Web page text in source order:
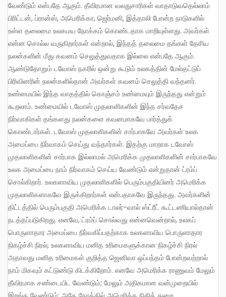
வேண்டும் என்பதே ஆகும். தீவிரமான வலதுசாரிகள் வாதாடுவதெல்லாம்
பிரிட்டன், ப்ரான்ஸ், அமெரிக்கா, ஜெர்மனி, இத்தாலி போன்ற நாடுகளில்
உள்ள தலைமை உலகமய நோக்கம் கொண்டதாக மாறியுள்ளது. அவர்கள்
என்ன சொல்ல வருகிறார்கள் என்றால், இந்தத் தலைமை தங்கள் தேசிய
நலன்களின் மீது கவனம் செலுத்துவதாக இல்லை என்பதே ஆகும்.
ஆண்டுதோறும் டவோஸ் நகரில் ஒன்று கூடும் உலகத்தின் மேல்தட்டுப்
பிரிவினரின் நலன்களில்தான் அவர்கள் கவனம் செலுத்தி வந்தனர்.
உண்மையில் இந்த வாதத்தில் கொஞ்சம் உண்மையும் இருந்தது என்றும்
கூறலாம். உண்மையில் டவோஸ் முதலாளிகளின் இந்த சர்வதேச
நிர்வாகிகள் தங்களது நலன்களை கவனமாகவே பார்த்துக்
கொண்டார்கள். டவோஸ் முதலாளிகளின் சார்பாகவே அவர்கள் உலக
அமைப்பை நிர்வாகம் செய்து வந்தார்கள். இதற்கு மாறாக டவோஸ்
முதலாளிகளின் சார்பாக இல்லாமல் அமெரிக்க முதலாளிகளின் சார்பாகவே
உலக அமைப்பை நாம் நிர்வாகம் செய்ய வேண்டும் என்றுதான் ட்ரம்ப்
சொல்கிறார். உலகளாவிய முதலாளிகளில் பெரும்பகுதியினர் அமெரிக்க
முதலாளிகளாகவே இருக்கிறார்கள் என்பதாகவே இருந்தது. அவர்களின்
திட்டத்தில் பெரும்பகுதி அமெரிக்க டாலர்-வால் ஸ்ட்ரீட் கூட்டணியால்தான்
நடத்தப்படுகிறது. எனவே, ட்ரம்ப் சொல்வது என்னவென்றால், உலகப்
பொருளாதார அமைப்பை நிர்வகிப்பதற்காக உலகளாவிய பொருளாதார
நிகழ்ச்சி நிரல், உலகளாவிய மனித உரிமைகளுக்கான நிகழ்ச்சி நிரல்
அதாவது மனித உரிமைகள் குறித்த ஜெனிவா ஒப்பந்தம் போன்றவற்றால்
நாம் மிகவும் கட்டுண்டு கிடக்கிறோம். எனவே அமெரிக்க ராணுவம் மேலும்
தீவிரமாக சண்டையிட வேண்டும்; மேலும் அதிகமான வன்முறையில்